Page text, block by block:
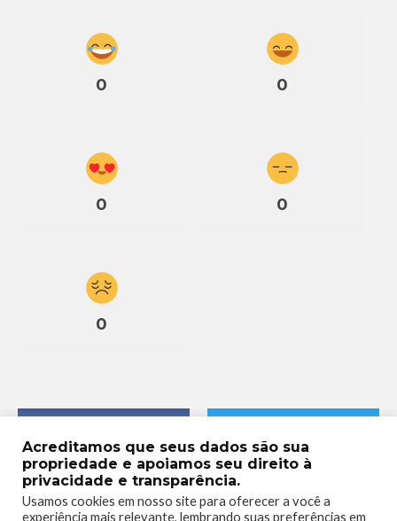
0 0
0 0
0
Acreditamos que seus dados são sua
propriedade e apoiamos seu direito à
privacidade e transparência.
Usamos cookies em nosso site para oferecer a você a
experiência mais relevante, lembrando suas preferências em